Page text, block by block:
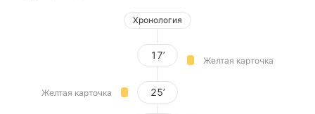
Хронология
17’ Желтая карточка
Желтая карточка 25’